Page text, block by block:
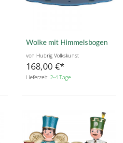
Wolke mit Himmelsbogen
von Hubrig Volkskunst
168,00 €
Lieferzeit: 2-4 Tage